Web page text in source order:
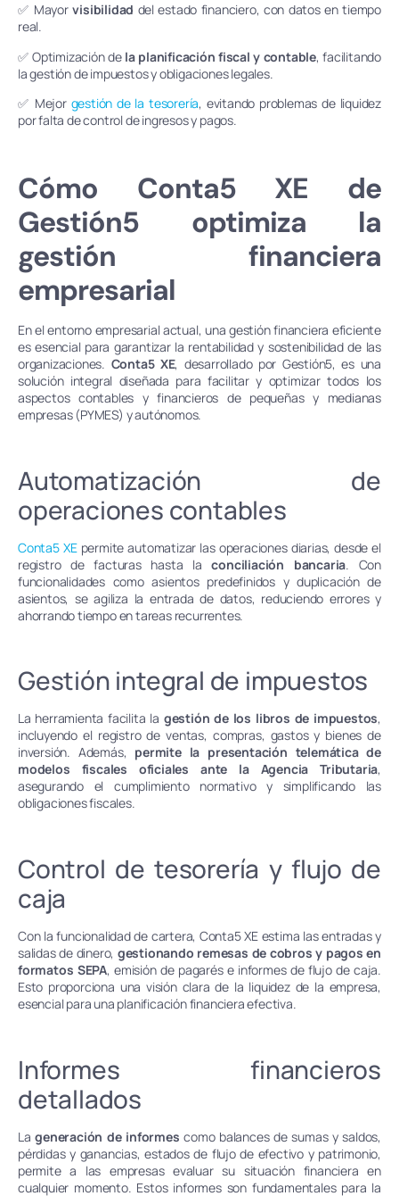
✅ Mayorvisibilidad del estado financiero, con datos en tiempo
real.
✅ Optimización de la planificación fiscal y contable, facilitando
la gestión de impuestos y obligaciones legales.
✅ Mejor gestión de la tesorería, evitando problemas de liquidez
por falta de control de ingresos y pagos.
Cómo Conta5 XE de
Gestión5 optimiza la
gestión financiera
empresarial
En el entorno empresarial actual, una gestión financiera eficiente
es esencial para garantizar la rentabilidad y sostenibilidad de las
organizaciones. Conta5 XE, desarrollado por Gestión5, es una
solución integral diseñada para facilitar y optimizar todos los
aspectos contables y financieros de pequeñas y medianas
empresas (PYMES) y autónomos.
Automatización de
operaciones contables
Conta5 XEpermite automatizar las operaciones diarias, desde el
registro de facturas hasta laconciliación bancaria. Con
funcionalidades como asientos predefinidos y duplicación de
asientos, se agiliza la entrada de datos, reduciendo errores y
ahorrando tiempo en tareas recurrentes.
Gestión integral de impuestos
La herramienta facilita la gestión de los libros de impuestos,
incluyendo el registro de ventas, compras, gastos y bienes de
inversión. Además, permite la presentación telemática de
modelos fiscales oficiales ante la Agencia Tributaria,
asegurando el cumplimiento normativo y simplificando las
obligaciones fiscales.
Control de tesorería y flujo de
caja
Con la funcionalidad de cartera, Conta5 XE estima las entradas y
salidas de dinero, gestionando remesas de cobros y pagos en
formatos SEPA, emisión de pagarés e informes de flujo de caja.
Esto proporciona una visión clara de la liquidez de la empresa,
esencial para una planificación financiera efectiva.
Informes financieros
detallados
Lageneración de informes como balances de sumas y saldos,
pérdidas y ganancias, estados de flujo de efectivo y patrimonio,
permite a las empresas evaluar su situación financiera en
cualquier momento. Estos informes son fundamentales para la